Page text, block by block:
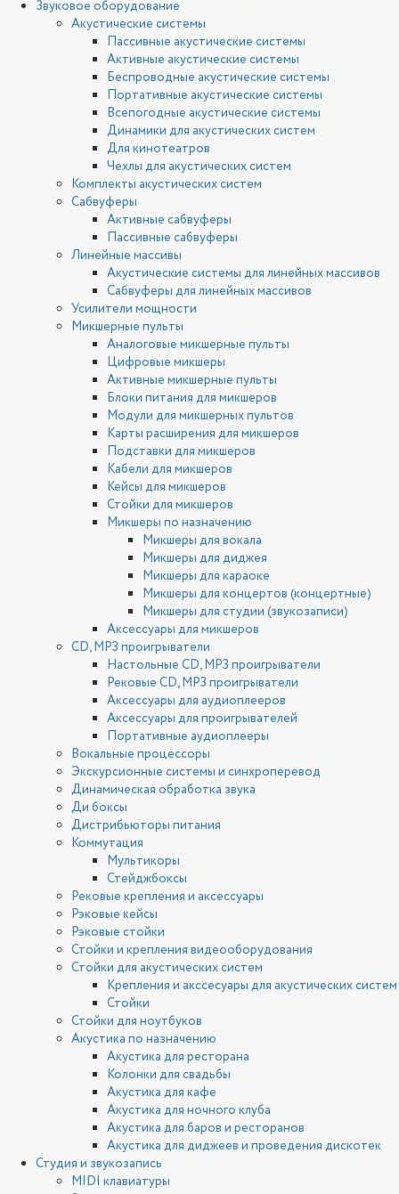
Звуковое оборудование
Акустические системы
Пассивные акустические системы
Активные акустические системы
Беспроводные акустические системы
Портативные акустические системы
Всепогодные акустические системы
Динамики для акустических систем
Для кинотеатров
Чехлы для акустических систем
Комплекты акустических систем
Сабвуферы
Активные сабвуферы
Пассивные сабвуферы
Линейные массивы
Акустические системы для линейных массивов
Сабвуферы для линейных массивов
Усилители мощности
Микшерные пульты
Аналоговые микшерные пульты
Цифровые микшеры
Активные микшерные пульты
Блоки питания для микшеров
Модули для микшерных пультов
Карты расширения для микшеров
Подставки для микшеров
Кабели для микшеров
Кейсы для микшеров
Стойки для микшеров
Микшеры по назначению
Микшеры для вокала
Микшеры для диджея
Микшеры для караоке
Микшеры для концертов (концертные)
Микшеры для студии (звукозаписи)
Аксессуары для микшеров
CD, MP3 проигрыватели
Настольные CD, MP3 проигрыватели
Рековые CD, MP3 проигрыватели
Аксессуары для аудиоплееров
Аксессуары для проигрывателей
Портативные аудиоплееры
Вокальные процессоры
Экскурсионные системы и синхроперевод
Динамическая обработка звука
Ди боксы
Дистрибьюторы питания
Коммутация
Мультикоры
Стейджбоксы
Рековые крепления и аксессуары
Рэковые кейсы
Рэковые стойки
Стойки и крепления видеооборудования
Стойки для акустических систем
Крепления и акссесуары для акустических систем
Стойки
Стойки для ноутбуков
Акустика по назначению
Акустика для ресторана
Колонки для свадьбы
Акустика для кафе
Акустика для ночного клуба
Акустика для баров и ресторанов
Акустика для диджеев и проведения дискотек
Студия и звукозапись
MIDI клавиатуры